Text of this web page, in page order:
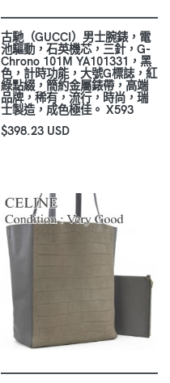
古馳（GUCCI）男士腕錶，電
池驅動，石英機芯，三針，G-
Chrono 101M YA101331，黑
色，計時功能，大號G標誌，紅
綠點綴，簡約金屬錶帶，高端
品牌，稀有，流行，時尚，瑞
士製造，成色極佳。 X593
$398.23 USD